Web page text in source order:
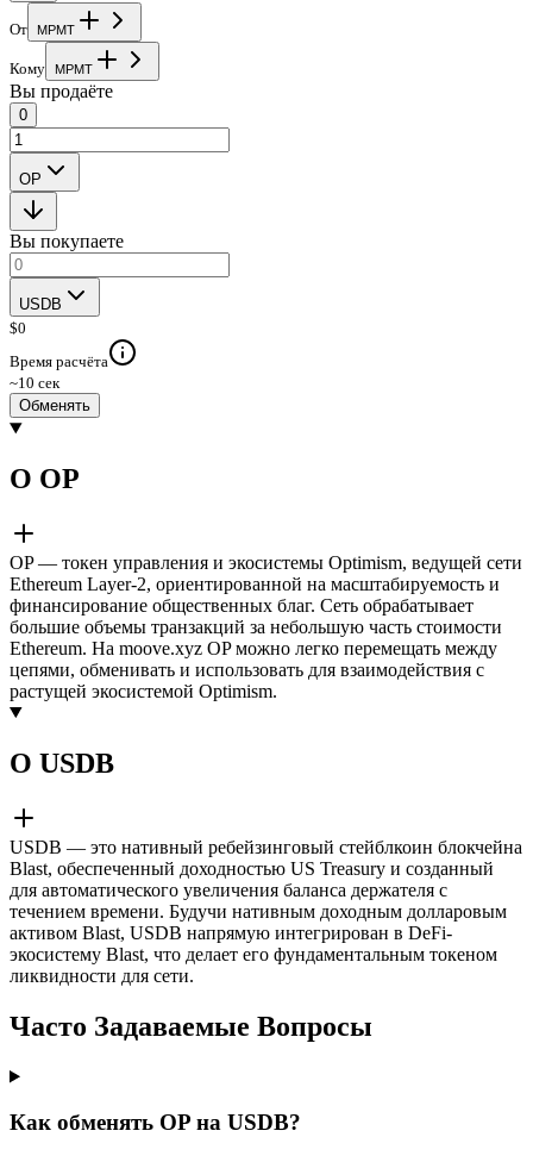
От MPMT
Кому MPMT
Вы продаёте
0
OP
Вы покупаете
USDB
$0
Время расчёта
~10 сек
Обменять
О OP
OP — токен управления и экосистемы Optimism, ведущей сети
Ethereum Layer-2, ориентированной на масштабируемость и
финансирование общественных благ. Сеть обрабатывает
большие объемы транзакций за небольшую часть стоимости
Ethereum. На moove.xyz OP можно легко перемещать между
цепями, обменивать и использовать для взаимодействия с
растущей экосистемой Optimism.
О USDB
USDB — это нативный ребейзинговый стейблкоин блокчейна
Blast, обеспеченный доходностью US Treasury и созданный
для автоматического увеличения баланса держателя с
течением времени. Будучи нативным доходным долларовым
активом Blast, USDB напрямую интегрирован в DeFi-
экосистему Blast, что делает его фундаментальным токеном
ликвидности для сети.
Часто Задаваемые Вопросы
Как обменять OP на USDB?